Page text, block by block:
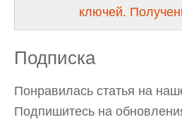
ключей.
Подписка
Понравилась статья на
Подпишитесь на